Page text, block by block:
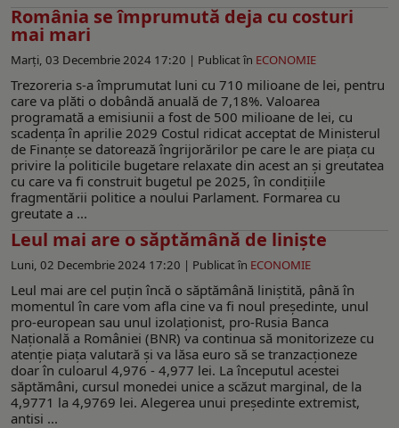
România se împrumută deja cu costuri
mai mari
Marți, 03 Decembrie 2024 17:20 | Publicat în ECONOMIE
Trezoreria s-a împrumutat luni cu 710 milioane de lei, pentru
care va plăti o dobândă anuală de 7,18%. Valoarea
programată a emisiunii a fost de 500 milioane de lei, cu
scadența în aprilie 2029 Costul ridicat acceptat de Ministerul
de Finanțe se datorează îngrijorărilor pe care le are piața cu
privire la politicile bugetare relaxate din acest an și greutatea
cu care va fi construit bugetul pe 2025, în condițiile
fragmentării politice a noului Parlament. Formarea cu
greutate a ...
Leul mai are o săptămână de liniște
Luni, 02 Decembrie 2024 17:20 | Publicat în ECONOMIE
Leul mai are cel puțin încă o săptămână liniștită, până în
momentul în care vom afla cine va fi noul președinte, unul
pro-european sau unul izolaționist, pro-Rusia Banca
Naţională a României (BNR) va continua să monitorizeze cu
atenție piața valutară și va lăsa euro să se tranzacționeze
doar în culoarul 4,976 - 4,977 lei. La începutul acestei
săptămâni, cursul monedei unice a scăzut marginal, de la
4,9771 la 4,9769 lei. Alegerea unui președinte extremist,
antisi ...